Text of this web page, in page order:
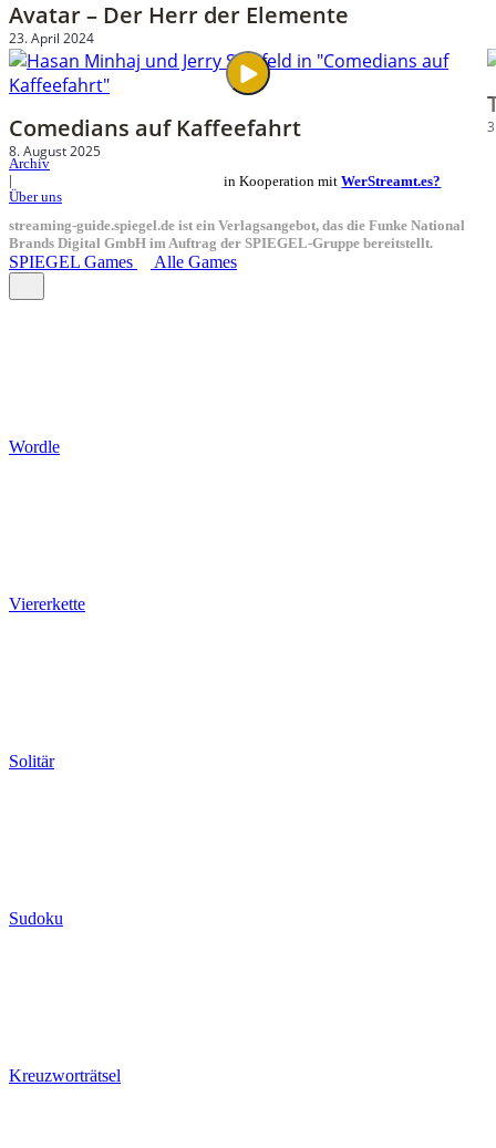
Avatar – Der Herr der Elemente
23. April 2024
Comedians auf Kaffeefahrt
8. August 2025
Archiv
Über uns
in Kooperation mitWerStreamt.es?
streaming-guide.spiegel.de ist ein Verlagsangebot, das die Funke National
Brands Digital GmbH im Auftrag der SPIEGEL-Gruppe bereitstellt.
SPIEGEL Games Alle Games
Wordle
Viererkette
Solitär
Sudoku
Kreuzworträtsel